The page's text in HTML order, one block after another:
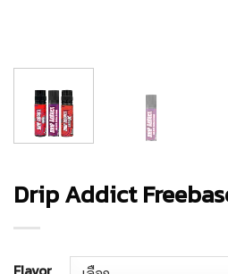
Drip Addict